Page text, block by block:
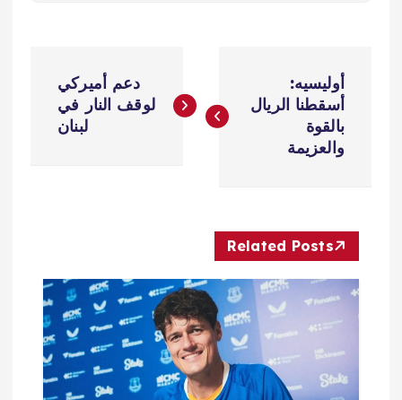
ص
م
ق
أوليسيه:
أسقطنا الريال
بالقوة
والعزيمة
دعم أميركي
لوقف النار في
لبنان
Related Posts